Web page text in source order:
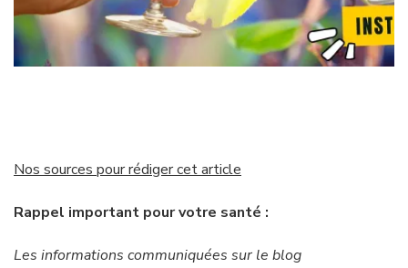
Nos sources pour rédiger cet article
Rappel important pour votre santé :
Les informations communiquées sur le blog